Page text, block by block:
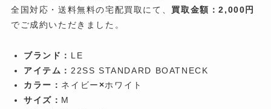
全国対応・送料無料の宅配買取にて、 買取金額：2,000円
でご成約いただきました。
ブランド： LE
アイテム： 22SS STANDARD BOATNECK
カラー： ネイビー ×ホワイト
サイズ： M